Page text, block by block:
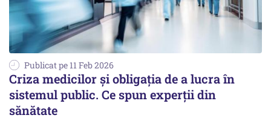
Publicat pe 11 Feb 2026
Criza medicilor și obligația de a lucra în
sistemul public. Ce spun experții din
sănătate